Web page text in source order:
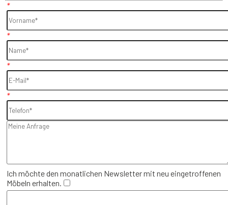
*
*
*
*
Ich möchte den monatlichen Newsletter mit neu eingetroffenen
Möbeln erhalten.